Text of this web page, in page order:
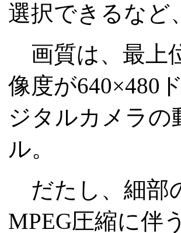
選択できるなど
画質は、最上
像度が640×480
ジタルカメラの
ル。
だたし、細部
MPEG圧縮に伴